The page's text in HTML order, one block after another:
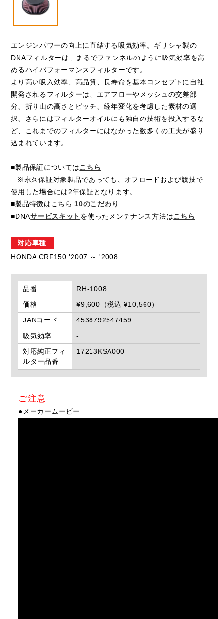
エンジンパワーの向上に直結する吸気効率。ギリシャ製の
DNAフィルターは、まるでファンネルのように吸気効率を高
めるハイパフォーマンスフィルターです。
より高い吸入効率、高品質、長寿命を基本コンセプトに自社
開発されるフィルターは、エアフローやメッシュの交差部
分、折り山の高さとピッチ、経年変化を考慮した素材の選
択、さらにはフィルターオイルにも独自の技術を投入するな
ど、これまでのフィルターにはなかった数多くの工夫が盛り
込まれています。
■製品保証についてはこちら
※永久保証対象製品であっても、オフロードおよび競技で
使用した場合には2年保証となります。
■製品特徴はこちら 10のこだわり
■DNAサービスキット を使ったメンテナンス方法はこちら
対応車種
HONDA CRF150 '2007 ～ '2008
品番
RH-1008
価格
¥9,600（税込 ¥10,560）
JANコード
4538792547459
吸気効率
-
対応純正フィ
ルター品番
17213KSA000
ご注意
●メーカームービー